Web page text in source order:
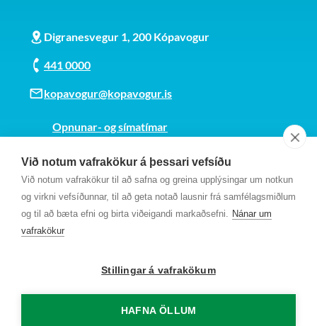
Við notum vafrakökur á þessari vefsíðu
Við notum vafrakökur til að safna og greina upplýsingar um notkun
og virkni vefsíðunnar, til að geta notað lausnir frá samfélagsmiðlum
og til að bæta efni og birta viðeigandi markaðsefni. Nánar um
vafrakökur
Stillingar á vafrakökum
HAFNA ÖLLUM
Digranesvegur 1, 200 Kópavogur
441 0000
kopavogur@kopavogur.is
Opnunar- og símatímar
Kt. 700169-3759
Fundarmannagátt